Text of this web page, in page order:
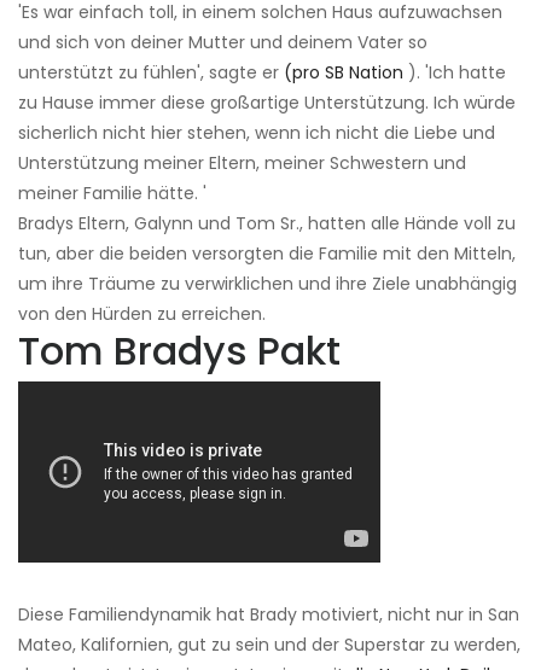
'Es war einfach toll, in einem solchen Haus aufzuwachsen
und sich von deiner Mutter und deinem Vater so
unterstützt zu fühlen', sagte er (pro SB Nation ). 'Ich hatte
zu Hause immer diese großartige Unterstützung. Ich würde
sicherlich nicht hier stehen, wenn ich nicht die Liebe und
Unterstützung meiner Eltern, meiner Schwestern und
meiner Familie hätte. '
Bradys Eltern, Galynn und Tom Sr., hatten alle Hände voll zu
tun, aber die beiden versorgten die Familie mit den Mitteln,
um ihre Träume zu verwirklichen und ihre Ziele unabhängig
von den Hürden zu erreichen.
Tom Bradys Pakt
Diese Familiendynamik hat Brady motiviert, nicht nur in San
Mateo, Kalifornien, gut zu sein und der Superstar zu werden,